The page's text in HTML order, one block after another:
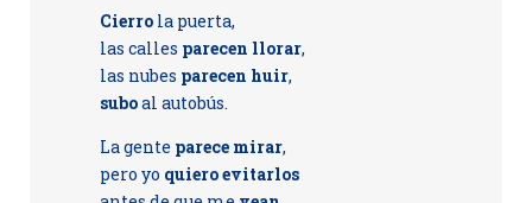
Cierro la puerta,
las calles parecen llorar,
las nubes parecen huir,
suboal autobús.
La gente parece mirar,
pero yo quiero evitarlos